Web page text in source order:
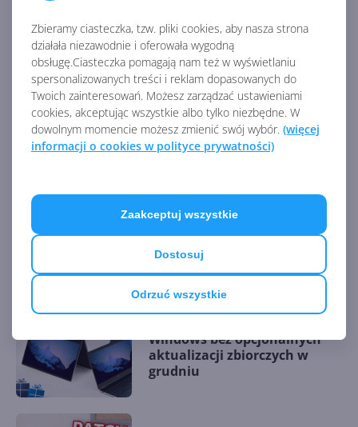
Zbieramy ciasteczka, tzw. pliki cookies, aby nasza strona
działała niezawodnie i oferowała wygodną
obsługę.Ciasteczka pomagają nam też w wyświetlaniu
spersonalizowanych treści i reklam dopasowanych do
Twoich zainteresowań. Możesz zarządzać ustawieniami
cookies, akceptując wszystkie albo tylko niezbędne. W
dowolnym momencie możesz zmienić swój wybór. (więcej
informacji o cookies w polityce prywatności)
Odrzuć wszystkie
Dostosuj
Zaakceptuj wszystkie
creators-update-reportedly-causes-major-issue-on-
razer-laptops?
utm_source=feedburner&utm_medium=feed&utm_ca
mpaign=Fe
AKTUALNOŚCI Z KATEGORII WINDOWS 10
Aktualizacja bezpieczeństwa
Windows 10 22H2 w
Windows 10 22H2 z
poprawkami w listopadowej
aktualizacji opcjonalnej (build
19045.5198)
Windows bez opcjonalnych
aktualizacji zbiorczych w
grudniu